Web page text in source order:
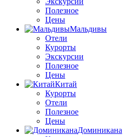
Полезное
Цены
Мальдивы
Отели
Курорты
Экскурсии
Полезное
Цены
Китай
Курорты
Отели
Полезное
Цены
Доминикана